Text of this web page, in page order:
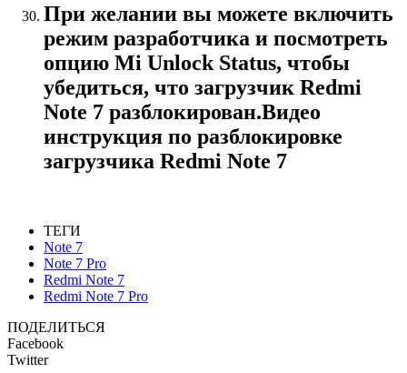
При желании вы можете включить
режим разработчика и посмотреть
опцию Mi Unlock Status, чтобы
убедиться, что загрузчик Redmi
Note 7 разблокирован.Видео
инструкция по разблокировке
загрузчика Redmi Note 7
ТЕГИ
Note 7
Note 7 Pro
Redmi Note 7
Redmi Note 7 Pro
ПОДЕЛИТЬСЯ
Facebook
Twitter